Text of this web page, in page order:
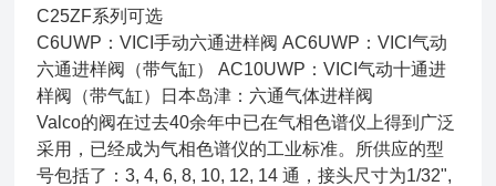
C25ZF系列可选
C6UWP：VICI手动六通进样阀 AC6UWP：VICI气动
六通进样阀（带气缸） AC10UWP：VICI气动十通进
样阀（带气缸）日本岛津：六通气体进样阀
Valco的阀在过去40余年中已在气相色谱仪上得到广泛
采用，已经成为气相色谱仪的工业标准。所供应的型
号包括了：3, 4, 6, 8, 10, 12, 14 通，接头尺寸为1/32",